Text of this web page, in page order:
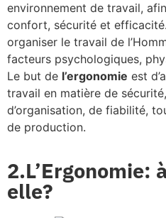
environnement de travail,
confort, sécurité et efficacité.
organiser le travail de
facteurs psychologiques,
Le but de l’ergonomie est
travail en matière de
d’organisation, de fiabilité,
de production.
2.L’Ergonomie:
elle?